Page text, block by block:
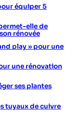
équiper 5
elle de
rénovée
play » pour une
une rénovation
ses plantes
tuyaux de cuivre